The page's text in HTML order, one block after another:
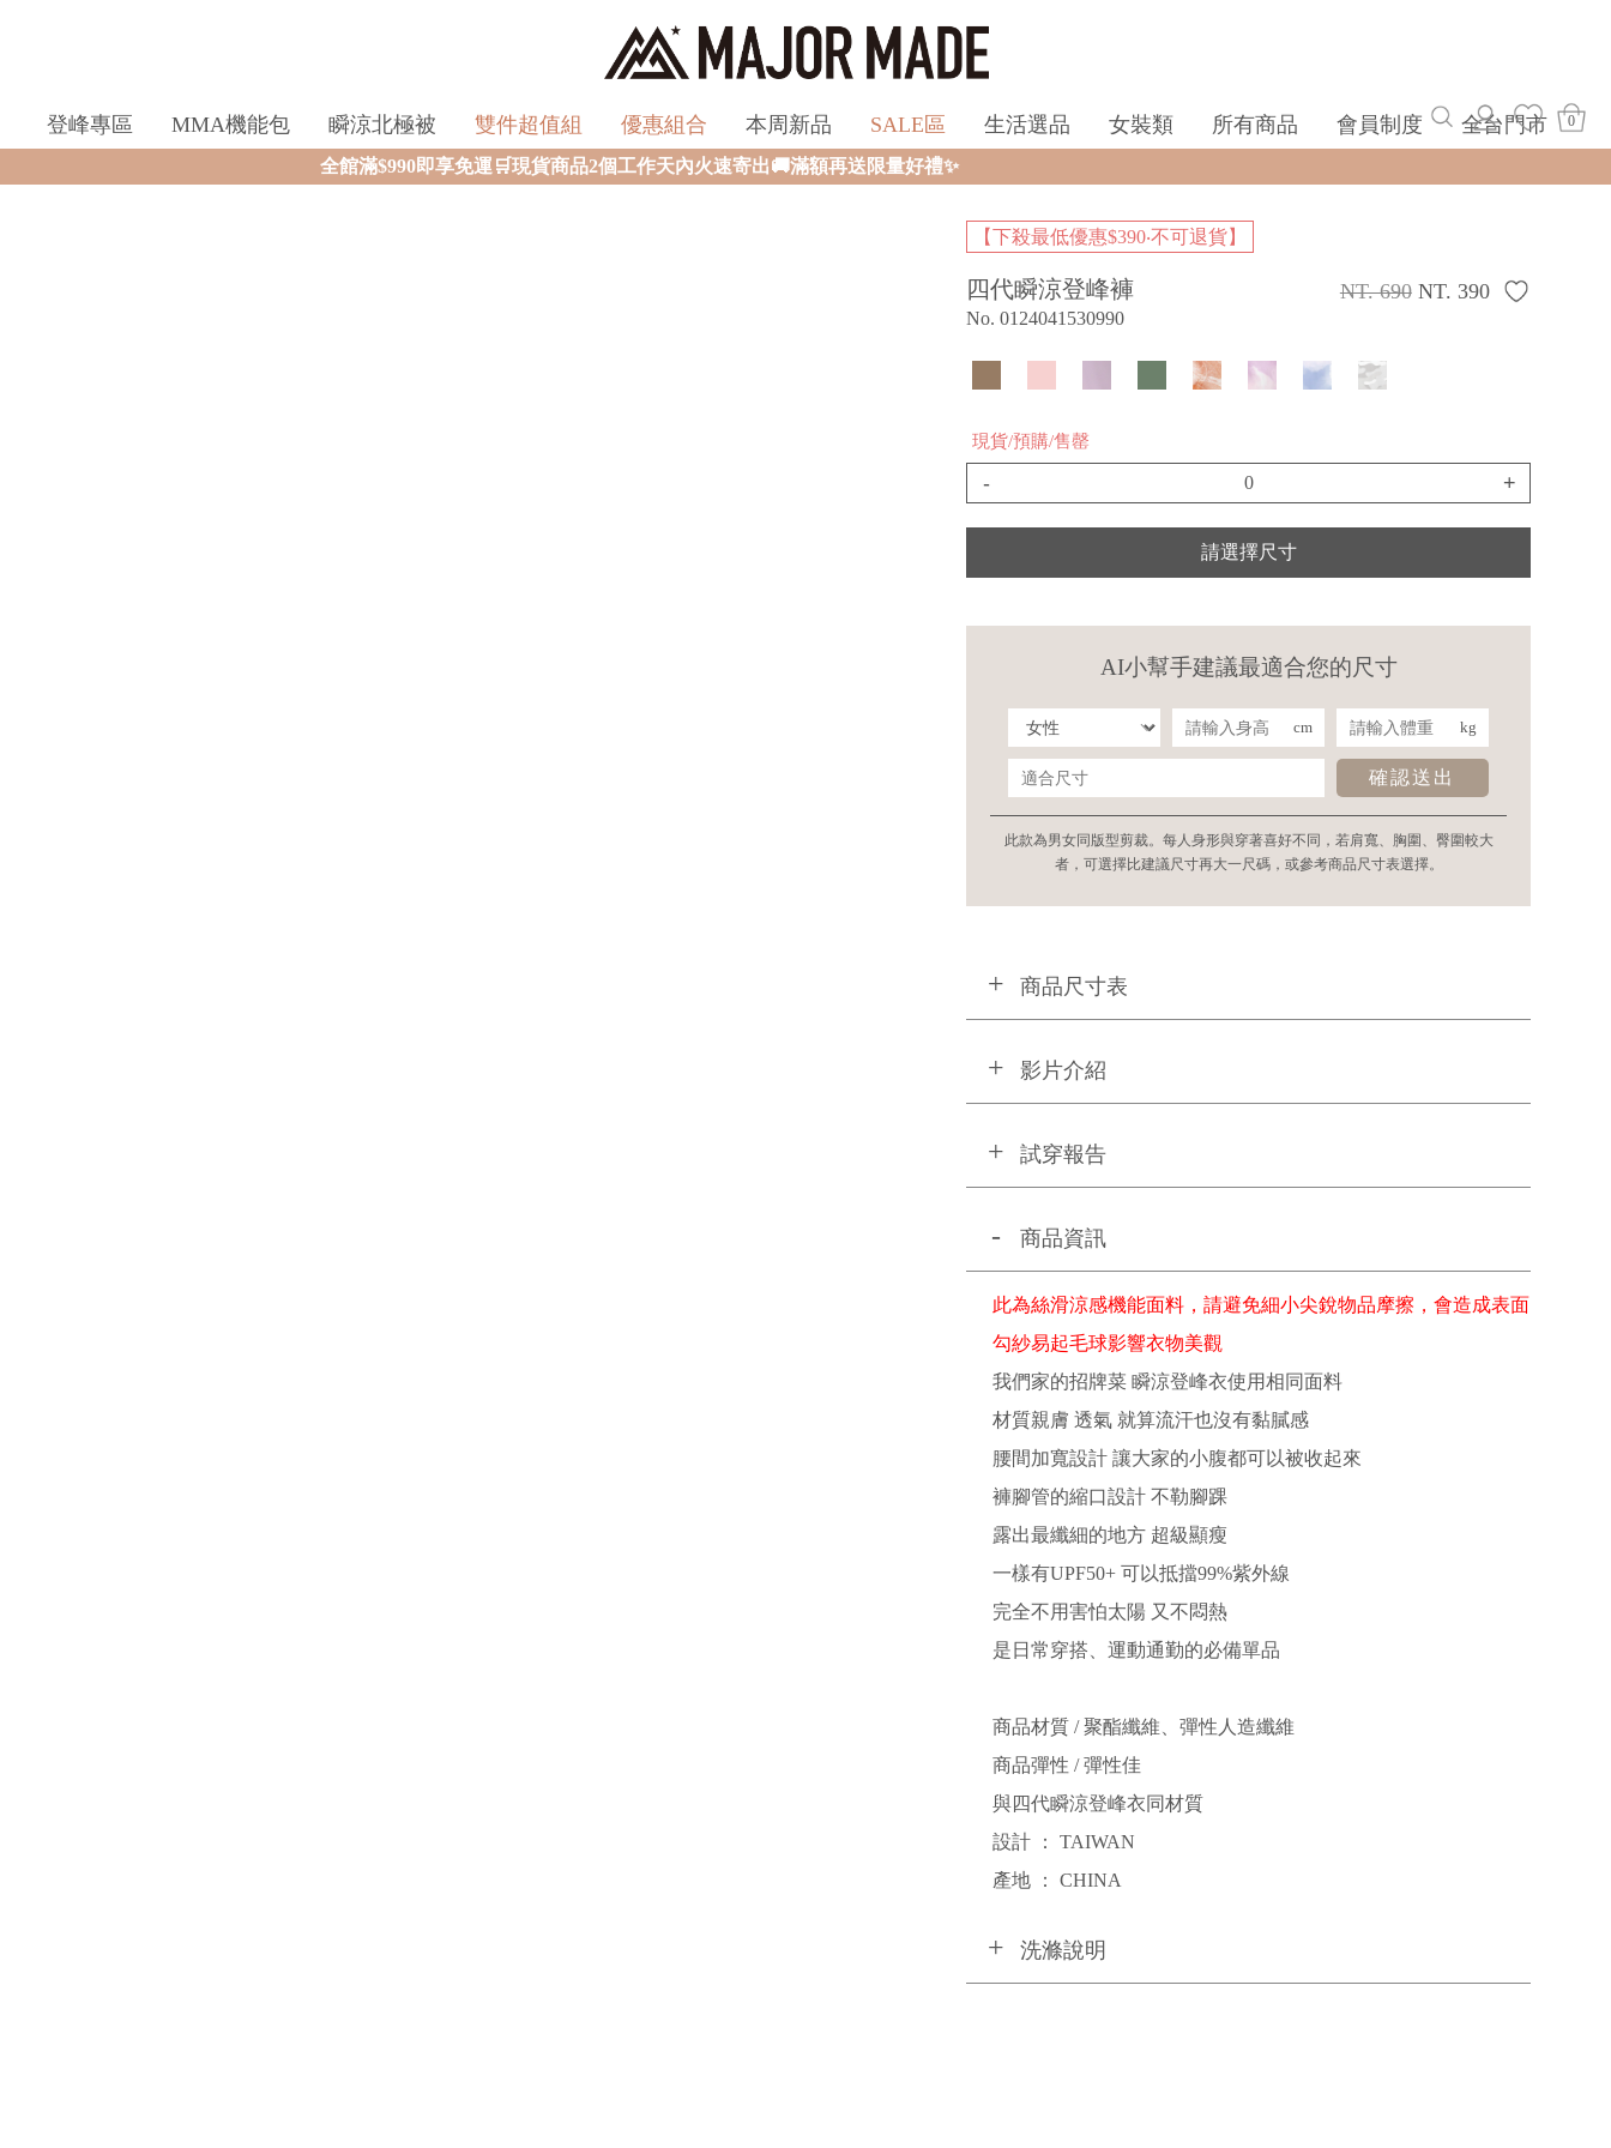
登峰專區 MMA機能包 瞬涼北極被 雙件超值組 優惠組合 本周新品 SALE區 生活選品 女裝類 所有商品 會員制度 全台門市 0
全館滿$990即享免運🛒現貨商品2個工作天內火速寄出🚚滿額再送限量好禮✨
【下殺最低優惠$390‧不可退貨】
四代瞬涼登峰褲
No. 0124041530990
NT. 690 NT. 390
現貨/預購/售罄
- +
請選擇尺寸
AI小幫手建議最適合您的尺寸
cm kg
確認送出
此款為男女同版型剪裁。每人身形與穿著喜好不同，若肩寬、胸圍、臀圍較大
者，可選擇比建議尺寸再大一尺碼，或參考商品尺寸表選擇。
商品尺寸表
影片介紹
試穿報告
商品資訊
此為絲滑涼感機能面料，請避免細小尖銳物品摩擦，會造成表面
勾紗易起毛球影響衣物美觀
我們家的招牌菜 瞬涼登峰衣使用相同面料
材質親膚 透氣 就算流汗也沒有黏膩感
腰間加寬設計 讓大家的小腹都可以被收起來
褲腳管的縮口設計 不勒腳踝
露出最纖細的地方 超級顯瘦
一樣有UPF50+ 可以抵擋99%紫外線
完全不用害怕太陽 又不悶熱
是日常穿搭、運動通勤的必備單品
商品材質 / 聚酯纖維、彈性人造纖維
商品彈性 / 彈性佳
與四代瞬涼登峰衣同材質
設計 ： TAIWAN
產地 ： CHINA
洗滌說明